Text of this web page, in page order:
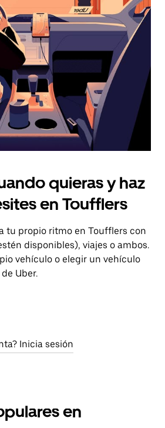
quieras y haz
en Toufflers
tu propio ritmo en Toufflers con
disponibles), viajes o ambos.
vehículo o elegir un vehículo
Uber.
Inicia sesión
en